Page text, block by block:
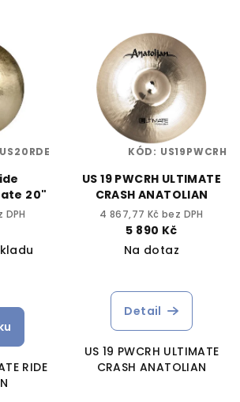
20"
RIDE
US20RDE
US 19 PWCRH ULTIMATE
CRASH ANATOLIAN
4 867,77 Kč bez DPH
5 890 Kč
Na dotaz
Detail
US 19 PWCRH ULTIMATE
CRASH ANATOLIAN
KÓD: US19PWCRH